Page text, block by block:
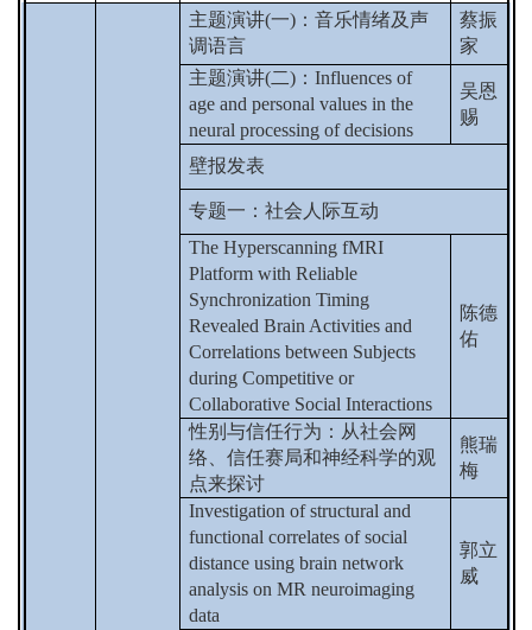
主题演讲(一) ：音乐情绪及声
调语言
蔡振
家
主题演讲(二) ： Influences of
age and personal values in the
neural processing of decisions
吴恩
赐
壁报发表
专题一：社会人际互动
The Hyperscanning fMRI
Platform with Reliable
Synchronization Timing
Revealed Brain Activities and
Correlations between Subjects
during Competitive or
Collaborative Social Interactions
陈德
佑
性别与信任行为：从社会网
络、信任赛局和神经科学的观
点来探讨
熊瑞
梅
Investigation of structural and
functional correlates of social
distance using brain network
analysis on MR neuroimaging
data
郭立
威